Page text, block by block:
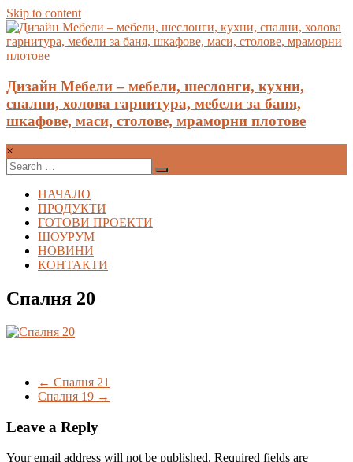
Skip to content
Дизайн Мебели – мебели, шеслонги, кухни,
спални, холова гарнитура, мебели за баня,
шкафове, маси, столове, мраморни плотове
×
НАЧАЛО
ПРОДУКТИ
ГОТОВИ ПРОЕКТИ
ШОУРУМ
НОВИНИ
КОНТАКТИ
Спалня 20
← Спалня 21
Спалня 19 →
Leave a Reply
Your email address will not be published. Required fields are